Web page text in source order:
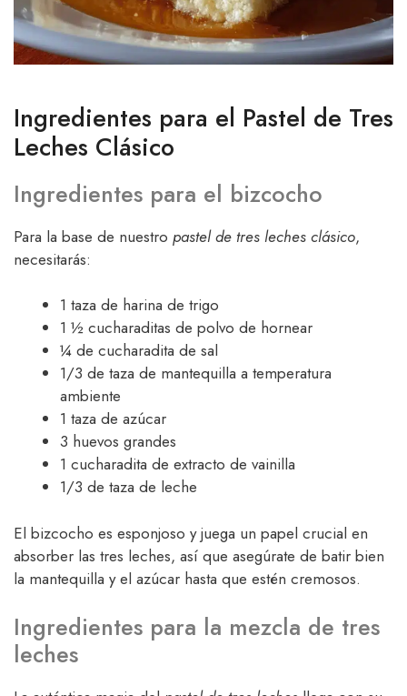
Ingredientes para el Pastel de Tres
Leches Clásico
Ingredientes para el bizcocho
Para la base de nuestro pastel de tres leches clásico,
necesitarás:
1 taza de harina de trigo
1 ½ cucharaditas de polvo de hornear
¼ de cucharadita de sal
1/3 de taza de mantequilla a temperatura
ambiente
1 taza de azúcar
3 huevos grandes
1 cucharadita de extracto de vainilla
1/3 de taza de leche
El bizcocho es esponjoso y juega un papel crucial en
absorber las tres leches, así que asegúrate de batir bien
la mantequilla y el azúcar hasta que estén cremosos.
Ingredientes para la mezcla de tres
leches